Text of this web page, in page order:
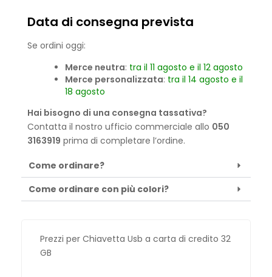
Data di consegna prevista
Se ordini oggi:
Merce neutra: tra il 11 agosto e il 12 agosto
Merce personalizzata: tra il 14 agosto e il
18 agosto
Hai bisogno di una consegna tassativa?
Contatta il nostro ufficio commerciale allo 050
3163919 prima di completare l’ordine.
Come ordinare?
Come ordinare con più colori?
Prezzi per Chiavetta Usb a carta di credito 32
GB